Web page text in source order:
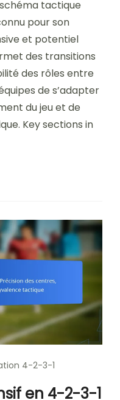
tactique
pour son
et potentiel
des transitions
des rôles entre
de s’adapter
du jeu et de
Key sections in
4-2-3-1
en 4-2-3-1